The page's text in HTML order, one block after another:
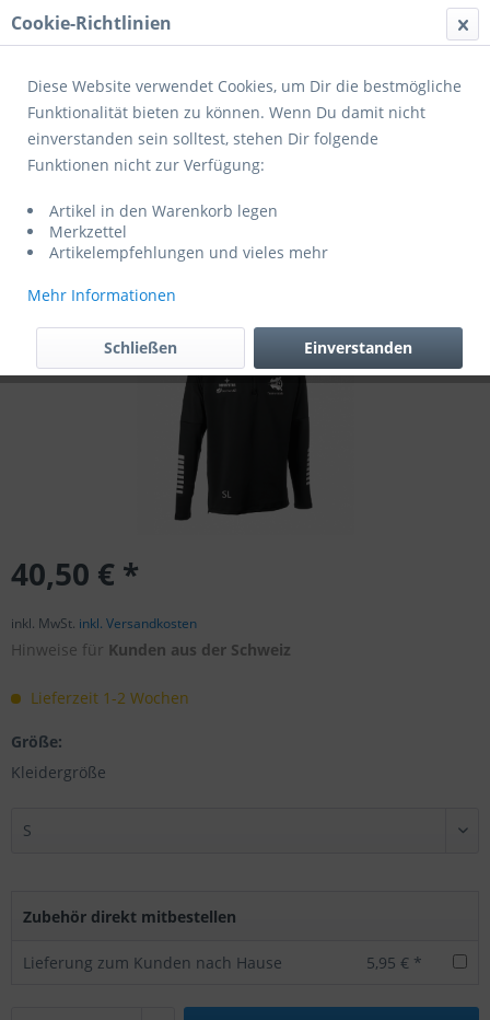
Menü
Übersicht Trainerausstattung
schwarz (exklusiv für Trainer des JFV
Schieferland)
40,50 € *
inkl. MwSt. inkl. Versandkosten
Hinweise für Kunden aus der Schweiz
Lieferzeit 1-2 Wochen
Größe:
Kleidergröße
Zubehör direkt mitbestellen
Lieferung zum Kunden nach Hause 5,95 € *
Cookie-Richtlinien
Diese Website verwendet Cookies, um Dir die bestmögliche
Funktionalität bieten zu können. Wenn Du damit nicht
einverstanden sein solltest, stehen Dir folgende
Funktionen nicht zur Verfügung:
Artikel in den Warenkorb legen
Merkzettel
Artikelempfehlungen und vieles mehr
Mehr Informationen
Einverstanden
Schließen